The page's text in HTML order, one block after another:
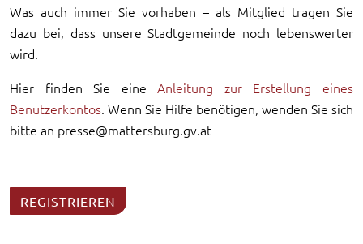
Was auch immer Sie vorhaben – als Mitglied tragen Sie
dazu bei, dass unsere Stadtgemeinde noch lebenswerter
wird.
Hier finden Sie eineAnleitung zur Erstellung eines
Benutzerkontos. Wenn Sie Hilfe benötigen, wenden Sie sich
bitte an presse@mattersburg.gv.at
REGISTRIEREN